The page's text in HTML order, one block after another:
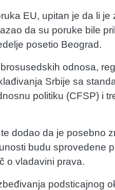
EU, upitan je da li je
da su poruke bile
posetio Beograd.
odnosa,
Srbije sa
politiku (CFSP) i
dodao da je posebno
budu sprovedene
o vladavini prava.
podsticajnog